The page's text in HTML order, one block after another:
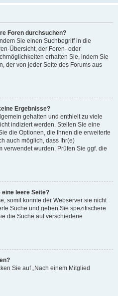
Foren durchsuchen?
Sie einen Suchbegriff in die
Übersicht, der Foren- oder
erhalten Sie, indem Sie
der von jeder Seite des Forums aus
Ergebnisse?
gehalten und enthielt zu viele
indiziert werden. Stellen Sie eine
die Optionen, die Ihnen die erweiterte
auch möglich, dass Ihr(e)
verwendet wurden. Prüfen Sie ggf. die
leere Seite?
somit konnte der Webserver sie nicht
Suche und geben Sie spezifischere
die Suche auf verschiedene
Sie auf „Nach einem Mitglied